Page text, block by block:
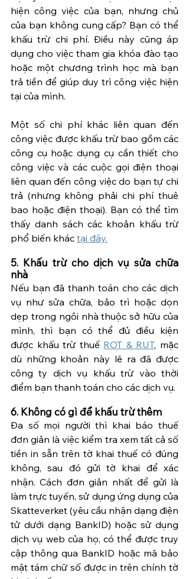
hiện công việc của bạn, nhưng chủ
của bạn không cung cấp? Bạn có thể
khấu trừ chi phí. Điều này cũng áp
dụng cho việc tham gia khóa đào tạo
hoặc một chương trình học mà bạn
trả tiền để giúp duy trì công việc hiện
tại của mình.
Một số chi phí khác liên quan đến
công việc được khấu trừ bao gồm các
công cụ hoặc dụng cụ cần thiết cho
công việc và các cuộc gọi điện thoại
liên quan đến công việc do bạn tự chi
trả (nhưng không phải chi phí thuê
bao hoặc điện thoại). Bạn có thể tìm
thấy danh sách các khoản khấu trừ
phổ biến khác tại đây.
5. Khấu trừ cho dịch vụ sửa chữa
nhà
Nếu bạn đã thanh toán cho các dịch
vụ như sửa chữa, bảo trì hoặc dọn
dẹp trong ngôi nhà thuộc sở hữu của
mình, thì bạn có thể đủ điều kiện
được khấu trừ thuế ROT & RUT, mặc
dù những khoản này lẽ ra đã được
công ty dịch vụ khấu trừ vào thời
điểm bạn thanh toán cho các dịch vụ.
6. Không có gì để khấu trừ thêm
Đa số mọi người thì khai báo thuế
đơn giản là việc kiểm tra xem tất cả số
tiền in sẵn trên tờ khai thuế có đúng
không, sau đó gửi tờ khai để xác
nhận. Cách đơn giản nhất để gửi là
làm trực tuyến, sử dụng ứng dụng của
Skatteverket (yêu cầu nhận dạng điện
tử dưới dạng BankID) hoặc sử dụng
dịch vụ web của họ, có thể được truy
cập thông qua BankID hoặc mã bảo
mật tám chữ số được in trên chính tờ